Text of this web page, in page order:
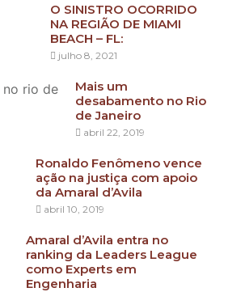
O SINISTRO OCORRIDO
NA REGIÃO DE MIAMI
BEACH – FL:
julho 8, 2021
Mais um
desabamento no Rio
de Janeiro
abril 22, 2019
Ronaldo Fenômeno vence
ação na justiça com apoio
da Amaral d’Avila
abril 10, 2019
Amaral d’Avila entra no
ranking da Leaders League
como Experts em
Engenharia